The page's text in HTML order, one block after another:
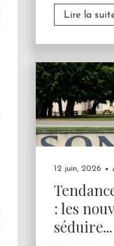
Lire la
12 juin, 2026
: les
séduire...